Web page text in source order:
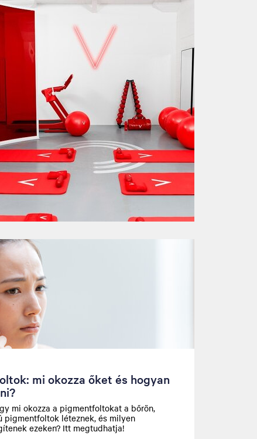
mi okozza őket és hogyan
mi okozza a pigmentfoltokat a bőrön,
pigmentfoltok léteznek, és milyen
ezeken? Itt megtudhatja!